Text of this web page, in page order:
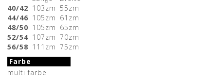
40/42 103zm 55zm
44/46 105zm 61zm
48/50 105zm 65zm
52/54 107zm 70zm
56/58 111zm 75zm
Farbe
multi farbe